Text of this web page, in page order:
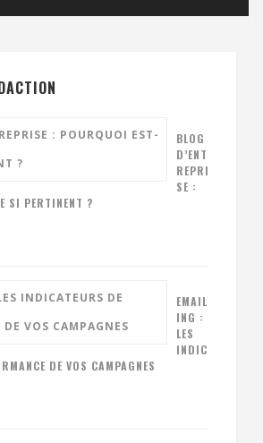
BLOG
D’ENT
REPRI
SE :
SI PERTINENT ?
EMAIL
ING :
LES
INDIC
DE VOS CAMPAGNES